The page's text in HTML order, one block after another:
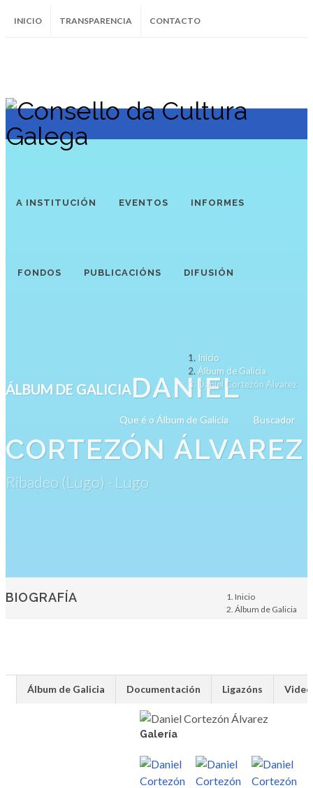
INICIO TRANSPARENCIA CONTACTO
InstagramFacebookTwitter Soundcloud
Youtube
A INSTITUCIÓN EVENTOS INFORMES
FONDOS PUBLICACIÓNS DIFUSIÓN
ÁLBUM DE GALICIA
Que é o Álbum de Galicia Buscador
DANIEL
CORTEZÓN ÁLVAREZ
Ribadeo (Lugo) - Lugo
Inicio
Álbum de Galicia
Daniel Cortezón Álvarez
BIOGRAFÍA
Inicio
Álbum de Galicia
Álbum de Galicia Documentación Ligazóns
Galería